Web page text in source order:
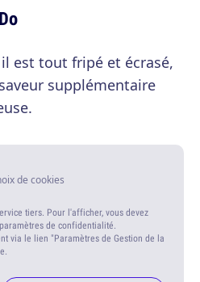
est tout fripé et écrasé,
supplémentaire
de cookies
tiers. Pour l'afficher, vous devez
de confidentialité.
via le lien "Paramètres de Gestion de la